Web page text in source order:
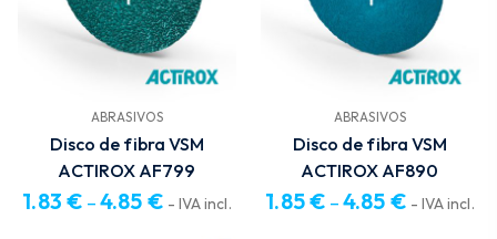
ABRASIVOS
Disco de fibra VSM
ACTIROX AF799
1.83 € – 4.85 € - IVA incl.
ABRASIVOS
Disco de fibra VSM
ACTIROX AF890
1.85€ – 4.85 € - IVA incl.